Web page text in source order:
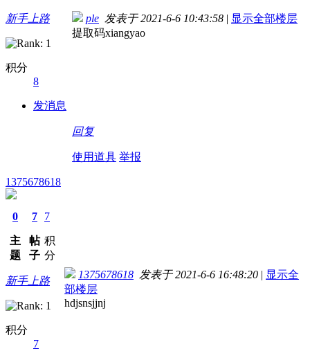
新手上路
积分
8
发消息
ple 发表于 2021-6-6 10:43:58 | 显示全部楼层
提取码xiangyao
回复
使用道具 举报
1375678618
0
主
题
7
帖
子
7
积
分
新手上路
积分
7
1375678618 发表于 2021-6-6 16:48:20 | 显示全
部楼层
hdjsnsjjnj